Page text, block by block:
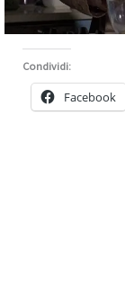
Condividi:
Facebook